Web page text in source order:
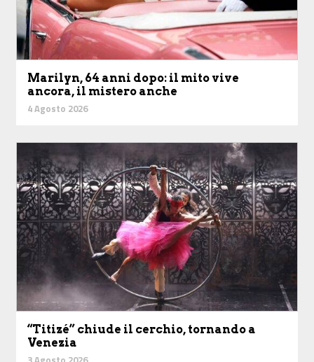
Marilyn, 64 anni dopo: il mito vive
ancora, il mistero anche
4 Agosto 2026
“Titizé” chiude il cerchio, tornando a
Venezia